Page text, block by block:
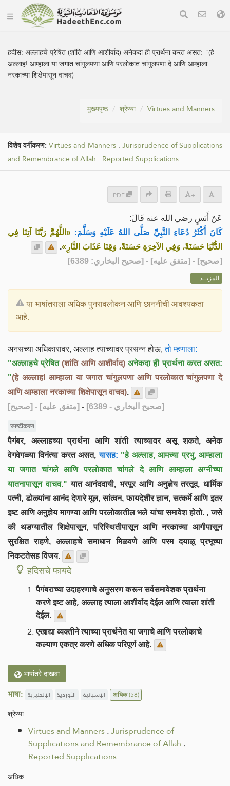
हदीस:अल्लाहचे प्रेषित (शांति आणि आशीर्वाद) अनेकदा ही प्रार्थना करत असत: "(हे
अल्लाह! आम्हाला या जगात चांगुलपणा आणि परलोकात चांगुलपणा दे आणि आम्हाला
नरकाच्या शिक्षेपासून वाचव)
मुख्यपृष्ठ श्रेण्या Virtues and Manners
विशेष वर्गीकरण: Virtues and Manners . Jurisprudence of Supplications
and Remembrance of Allah . Reported Supplications .
PDF + -
عَنْ أَنَسٍ رضي الله عنه قَالَ:
كَانَ أَكْثَرُ دُعَاءِ النَّبِيِّ صَلَّى اللهُ عَلَيْهِ وَسَلَّمَ: «اللَّهُمَّ رَبَّنَا آتِنَا فِي
الدُّنْيَا حَسَنَةً، وَفِي الآخِرَةِ حَسَنَةً، وَقِنَا عَذَابَ النَّارِ».
[صحيح] - [متفق عليه] - [صحيح البخاري: 6389]
المزيــد ...
या भाषांतराला अधिक पुनरावलोकन आणि छाननीची आवश्यकता
आहे.
अनसच्या अधिकारावर, अल्लाह त्याच्यावर प्रसन्न होऊ, तो म्हणाला:
"अल्लाहचे प्रेषित(शांति आणि आशीर्वाद)अनेकदा ही प्रार्थना करत असत:
"(हे अल्लाह! आम्हाला या जगात चांगुलपणा आणि परलोकात चांगुलपणा दे
आणि आम्हाला नरकाच्या शिक्षेपासून वाचव).
[صحيح]
- [متفق عليه] - [صحيح البخاري - 6389]
स्पष्टीकरण
पैगंबर, अल्लाहच्या प्रार्थना आणि शांती त्याच्यावर असू शकते, अनेक
वेगवेगळ्या विनंत्या करत असत, यासह: "हे अल्लाह, आमच्या प्रभु, आम्हाला
या जगात चांगले आणि परलोकात चांगले दे आणि आम्हाला अग्नीच्या
यातनापासून वाचव." यात आनंददायी, भरपूर आणि अनुज्ञेय तरतूद, धार्मिक
पत्नी, डोळ्यांना आनंद देणारे मूल, सांत्वन, फायदेशीर ज्ञान, सत्कर्मे आणि इतर
इष्ट आणि अनुज्ञेय मागण्या आणि परलोकातील भले यांचा समावेश होतो. , जसे
की थडग्यातील शिक्षेपासून, परिस्थितीपासून आणि नरकाच्या आगीपासून
सुरक्षित राहणे, अल्लाहचे समाधान मिळवणे आणि परम दयाळू प्रभूच्या
निकटतेसह विजय.
हदिसचे फायदे
पैगंबराच्या उदाहरणाचे अनुसरण करून सर्वसमावेशक प्रार्थना
करणे इष्ट आहे, अल्लाह त्याला आशीर्वाद देईल आणि त्याला शांती
देईल.
एखाद्या व्यक्तीने त्याच्या प्रार्थनेत या जगाचे आणि परलोकाचे
कल्याण एकत्र करणे अधिक परिपूर्ण आहे.
भाषांतरे दाखवा
भाषा: الإنجليزية الأوردية الإسبانية अधिक(58)
श्रेण्या
Virtues and Manners.Jurisprudence of
Supplications and Remembrance of Allah .
Reported Supplications
अधिक